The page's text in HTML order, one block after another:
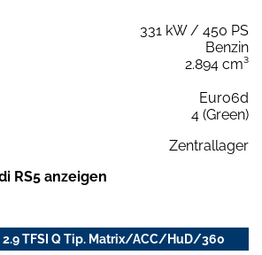
331 kW / 450 PS
Benzin
2.894 cm³
Euro6d
4 (Green)
Zentrallager
RS5 anzeigen
2.9 TFSI Q Tip. Matrix/ACC/HuD/360